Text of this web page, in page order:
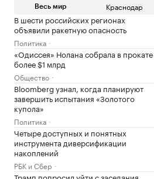
Весь мир Краснодар
В шести российских регионах
объявили ракетную опасность
Политика
«Одиссея» Нолана собрала в прокате
более $1 млрд
Общество
Bloomberg узнал, когда планируют
завершить испытания «Золотого
купола»
Политика
Четыре доступных и понятных
инструмента диверсификации
накоплений
РБК и Сбер
Трамп попросил уйти с заседания